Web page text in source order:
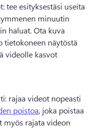
tee esityksestäsi useita
minuutin
haluat. Ota kuva
tietokoneen näytöstä
videolle kasvot
rajaa videot nopeasti
poistoa, joka poistaa
myös rajata videon